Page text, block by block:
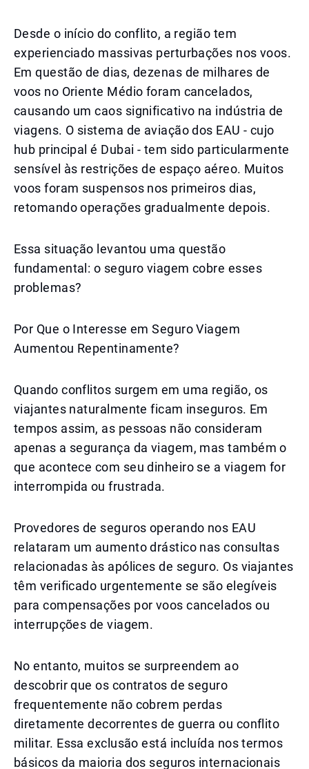
Desde o início do conflito, a região tem
experienciado massivas perturbações nos voos.
Em questão de dias, dezenas de milhares de
voos no Oriente Médio foram cancelados,
causando um caos significativo na indústria de
viagens. O sistema de aviação dos EAU - cujo
hub principal é Dubai - tem sido particularmente
sensível às restrições de espaço aéreo. Muitos
voos foram suspensos nos primeiros dias,
retomando operações gradualmente depois.
Essa situação levantou uma questão
fundamental: o seguro viagem cobre esses
problemas?
Por Que o Interesse em Seguro Viagem
Aumentou Repentinamente?
Quando conflitos surgem em uma região, os
viajantes naturalmente ficam inseguros. Em
tempos assim, as pessoas não consideram
apenas a segurança da viagem, mas também o
que acontece com seu dinheiro se a viagem for
interrompida ou frustrada.
Provedores de seguros operando nos EAU
relataram um aumento drástico nas consultas
relacionadas às apólices de seguro. Os viajantes
têm verificado urgentemente se são elegíveis
para compensações por voos cancelados ou
interrupções de viagem.
No entanto, muitos se surpreendem ao
descobrir que os contratos de seguro
frequentemente não cobrem perdas
diretamente decorrentes de guerra ou conflito
militar. Essa exclusão está incluída nos termos
básicos da maioria dos seguros internacionais